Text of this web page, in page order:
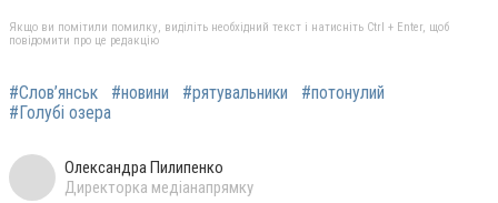
Якщо ви помітили помилку, виділіть необхідний текст і натисніть Ctrl + Enter, щоб
повідомити про це редакцію
#Слов’янськ #новини #рятувальники
#потонулий
#Голубі озера
Олександра Пилипенко
Директорка медіанапрямку